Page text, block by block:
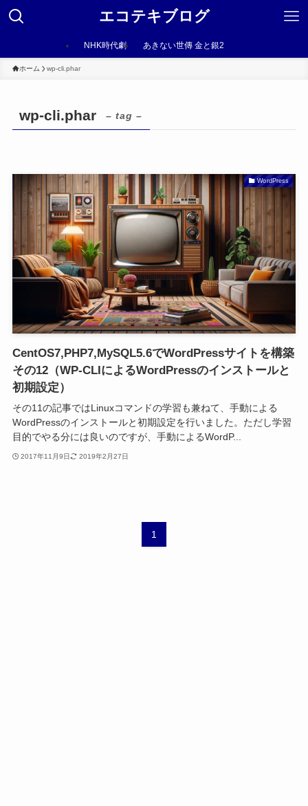
エコテキブログ
NHK時代劇 あきない世傳 金と銀2
ホーム wp-cli.phar
wp-cli.phar – tag –
WordPress
CentOS7,PHP7,MySQL5.6でWordPressサイトを構築
その12（WP-CLIによるWordPressのインストールと
初期設定）
その11の記事ではLinuxコマンドの学習も兼ねて、手動による
WordPressのインストールと初期設定を行いました。ただし学習
目的でやる分には良いのですが、手動によるWordP...
2017年11月9日 2019年2月27日
1